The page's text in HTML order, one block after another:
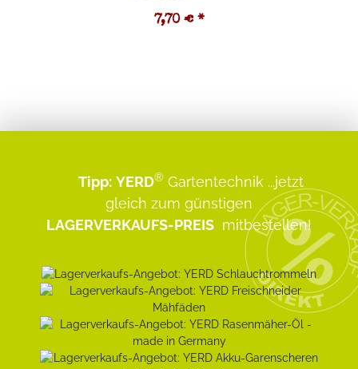
7,70 € *
Tipp: YERD® Gartentechnik ...jetzt
gleich zum günstigen
LAGERVERKAUFS-PREIS mitbestellen!